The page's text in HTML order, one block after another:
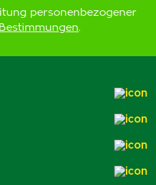
personenbezogener
.